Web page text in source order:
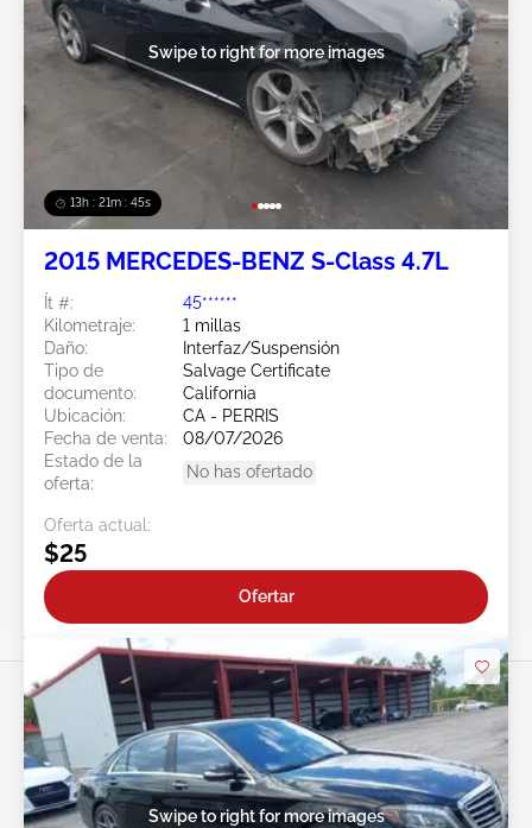
13h : 21m : 43s
Swipe to right for more images
2015 MERCEDES-BENZ S-Class 4.7L
Ít #:
45******
Kilometraje:
1 millas
Daño:
Interfaz/Suspensión
Tipo de
documento:
Salvage Certificate
California
Ubicación:
CA - PERRIS
Fecha de venta:
08/07/2026
Estado de la
oferta:
No has ofertado
Oferta actual:
$25
Ofertar
Swipe to right for more images